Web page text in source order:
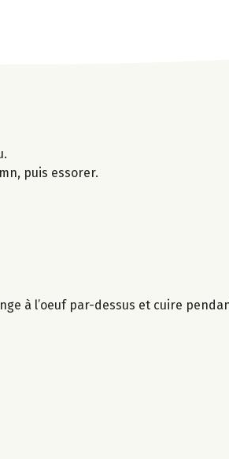
puis essorer.
à l’oeuf par-dessus et cuire